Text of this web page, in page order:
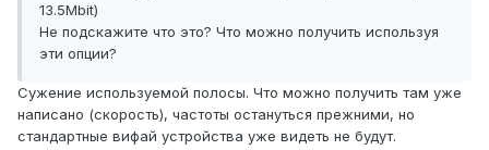
13.5Mbit)
Не подскажите что это? Что можно получить используя
эти опции?
Сужение используемой полосы. Что можно получить там уже
написано (скорость), частоты остануться прежними, но
стандартные вифай устройства уже видеть не будут.